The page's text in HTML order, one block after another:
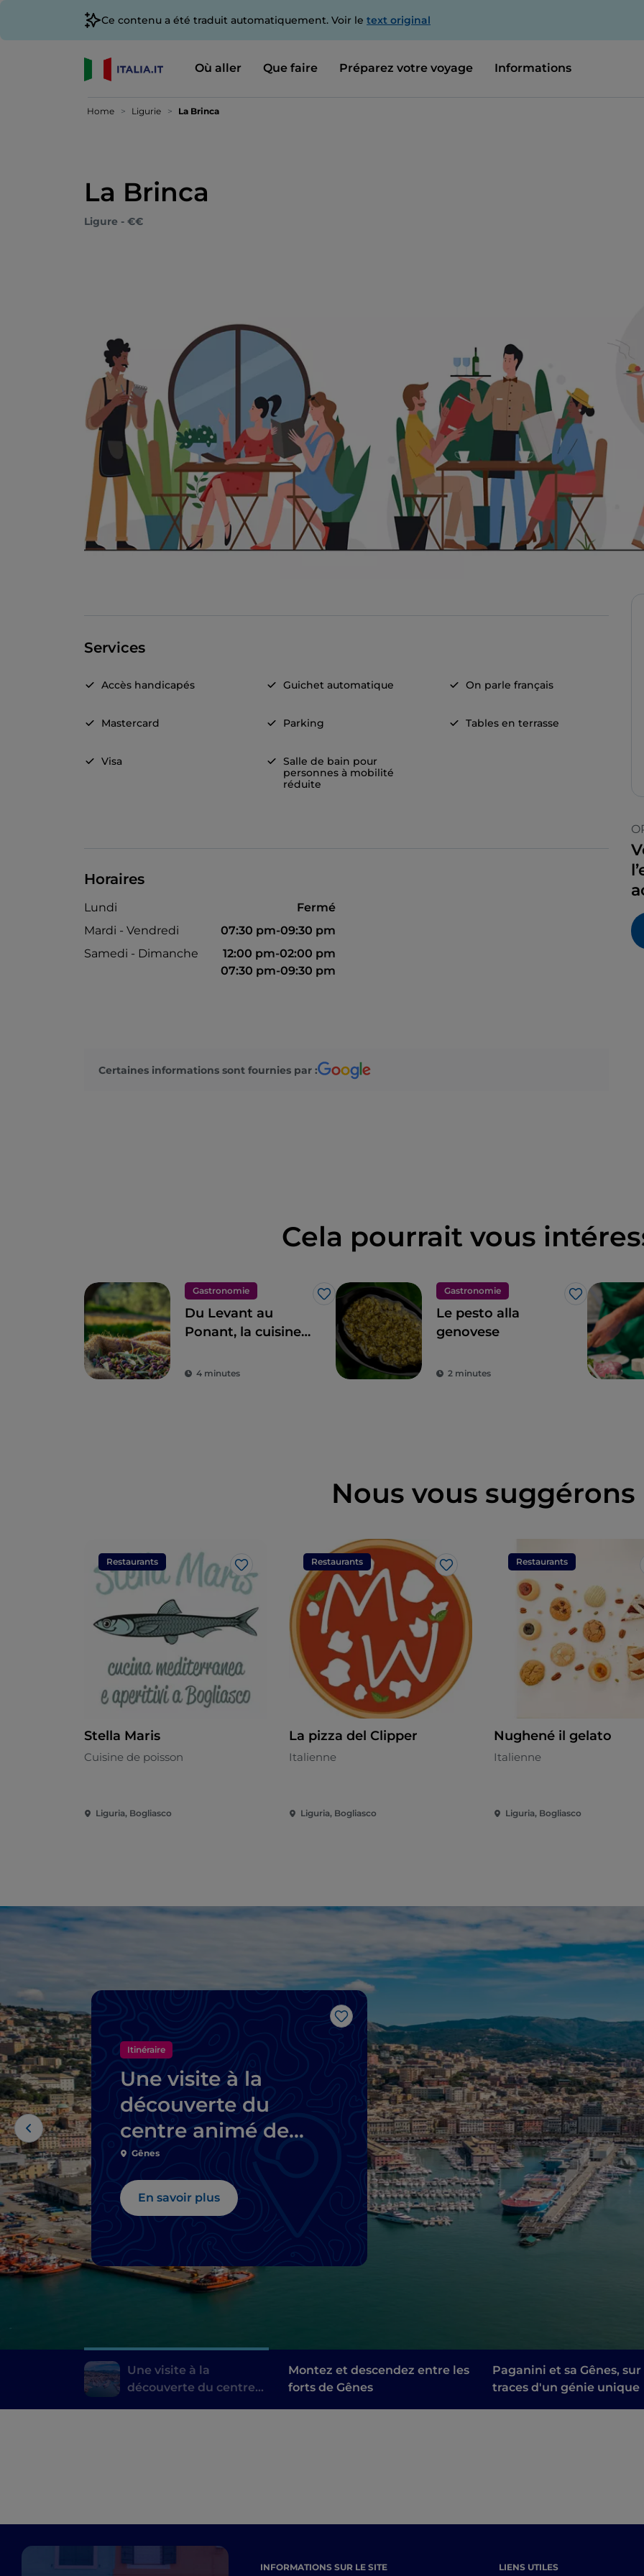
Ce contenu a été traduit automatiquement. Voir le text original
Où aller Que faire Préparez votre voyage Informations
Home Ligurie La Brinca
La Brinca
Ligure - €€
Services
Accès handicapés Guichet automatique On parle français
Mastercard Parking Tables en terrasse
Visa
Salle de bain pour
personnes à mobilité
réduite
Horaires
Lundi
Fermé
Mardi - Vendredi
07:30 pm-09:30 pm
Samedi - Dimanche
12:00 pm-02:00 pm
07:30 pm-09:30 pm
Certaines informations sont fournies par :
Cela pourrait vous
Gastronomie
J’aime
Du Levant au
Ponant, la cuisine
4 minutes
Gastronomie
J’aime
Le pesto alla
genovese
2 minutes
Nous vous suggérons
Restaurants
J’aime
Stella Maris
Cuisine de poisson
Liguria, Bogliasco
Restaurants
J’aime
La pizza del Clipper
Italienne
Liguria, Bogliasco
Restaurants
Nughené il gelato
Italienne
Liguria, Bogliasco
J’aime
Itinéraire
Une visite à la
découverte du
centre animé de
Gênes
Gênes
En savoir plus
Une visite à la
découverte du centre
Montez et descendez entre les
forts de Gênes
Paganini et sa Gênes, sur
traces d'un génie unique
INFORMATIONS SUR LE SITE LIENS UTILES